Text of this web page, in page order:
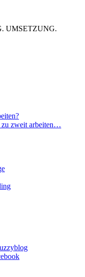
UMSETZUNG.
zu zweit arbeiten…